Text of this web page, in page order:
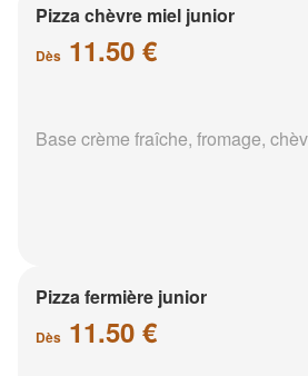
Pizza chèvre miel junior
Dès 11.50 €
Base crème fraîche, fromage,
Pizza fermière junior
Dès 11.50 €